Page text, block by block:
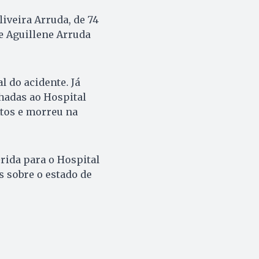
Arruda, de 74
Aguillene Arruda
do acidente. Já
ao Hospital
e morreu na
para o Hospital
sobre o estado de